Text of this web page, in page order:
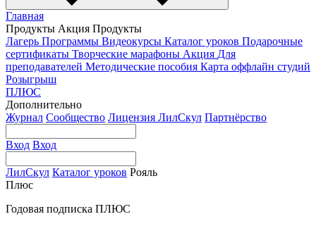
Главная
Продукты Акция Продукты
Лагерь Программы Видеокурсы Каталог уроков Подарочные
сертификаты Творческие марафоны Акция Для
преподавателей Методические пособия Карта оффлайн студий
Розыгрыш
ПЛЮС
Дополнительно
Журнал Сообщество Лицензия ЛилСкул Партнёрство
Вход Вход
ЛилСкул Каталог уроков Рояль
Плюс
Годовая подписка ПЛЮС